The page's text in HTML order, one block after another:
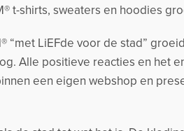
t-shirts, sweaters en hoodies
“met LiEFde voor de stad”
Alle positieve reacties en het
een eigen webshop en